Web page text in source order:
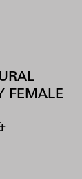
FEMALE